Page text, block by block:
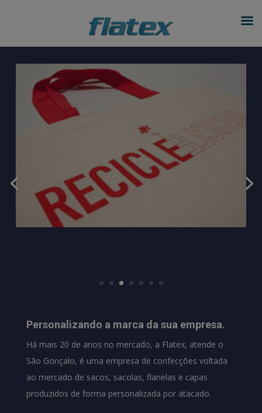
Personalizando a marca da sua empresa.
Há mais 20 de anos no mercado, a Flatex, atende o
São Gonçalo, é uma empresa de confecções voltada
ao mercado de sacos, sacolas, flanelas e capas
produzidos de forma personalizada por atacado.